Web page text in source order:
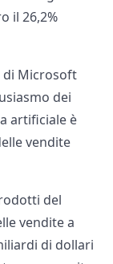
il 26,2%
di Microsoft
dei
artificiale è
vendite
del
vendite a
di dollari